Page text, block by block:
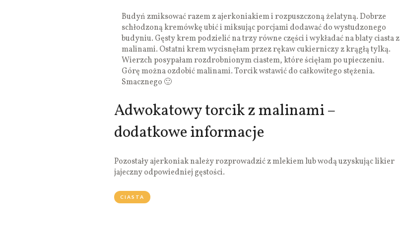
Budyń zmiksować razem z ajerkoniakiem i rozpuszczoną żelatyną. Dobrze
schłodzoną kremówkę ubić i miksując porcjami dodawać do wystudzonego
budyniu. Gęsty krem podzielić na trzy równe części i wykładać na blaty ciasta z
malinami. Ostatni krem wycisnęłam przez rękaw cukierniczy z krągłą tylką.
Wierzch posypałam rozdrobnionym ciastem, które ścięłam po upieczeniu.
Górę można ozdobić malinami. Torcik wstawić do całkowitego stężenia.
Smacznego 🙂
Adwokatowy torcik z malinami –
dodatkowe informacje
Pozostały ajerkoniak należy rozprowadzić z mlekiem lub wodą uzyskując likier
jajeczny odpowiedniej gęstości.
CIASTA